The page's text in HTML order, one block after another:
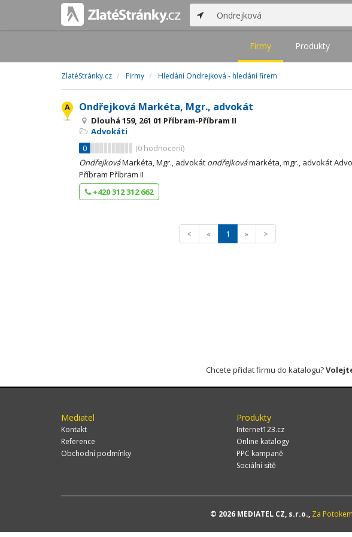
Firmy Produkty
ZlatéStránky.cz Firmy Hledání Ondrejková - hledání firem
Ondřejková Markéta, Mgr., advokát
Dlouhá 159, 261 01 Příbram-Příbram II
Advokáti
0
(0 hodnocení)
OndřejkováMarkéta, Mgr., advokát ondřejkovámarkéta, mgr., advokát
Příbram Příbram II
+420 312 312 662
< « 1 » >
Chcete přidat firmu do katalogu?
Mediatel
Kontakt
Reference
Obchodní podmínky
Produkty
Internet123.cz
Online katalogy
PPC kampaně
Sociální sítě
© 2026 MEDIATEL CZ, s.r.o.,Za